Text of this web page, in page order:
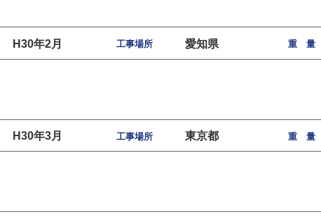
H30年2月 工事場所 愛知県 重 量
H30年3月 工事場所 東京都 重 量